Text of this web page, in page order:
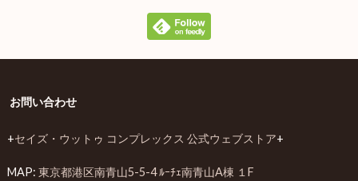
お問い合わせ
+セイズ・ウットゥ コンプレックス 公式ウェブストア+
MAP: 東京都港区南青山5-5-4 ﾙｰﾁｪ南青山A棟 １F